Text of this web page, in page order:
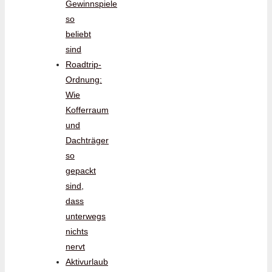
Gewinnspiele
so
beliebt
sind
Roadtrip-
Ordnung:
Wie
Kofferraum
und
Dachträger
so
gepackt
sind,
dass
unterwegs
nichts
nervt
Aktivurlaub